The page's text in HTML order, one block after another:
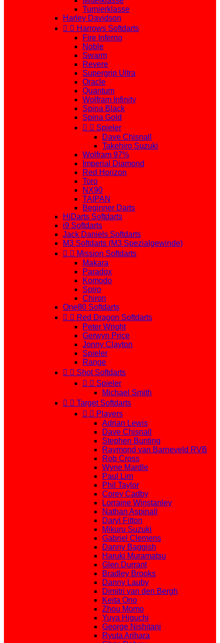
Turnierklasse
Harley Davidson
  Harrows Softdarts
Fire Inferno
Noble
Swarm
Revere
Supergrip Ultra
Oracle
Quantum
Wolfram Infinity
Spina Black
Spina Gold
  Spieler
Dave Chisnall
Takehiro Suzuki
Wolfram 97%
Imperial Diamond
Red Horizon
Toro
NX90
TAIPAN
Beginner Darts
HiDarts Softdarts
i9 Softdarts
Jack Daniels Softdarts
M3 Softdarts (M3 Spezialgewinde)
  Mission Softdarts
Makara
Paradox
Komodo
Spiro
Chiron
One80 Softdarts
  Red Dragon Softdarts
Peter Wright
Gerwyn Price
Jonny Clayton
Spieler
Range
  Shot Softdarts
  Spieler
Michael Smith
  Target Softdarts
  Players
Adrian Lewis
Dave Chisnall
Stephen Bunting
Raymond van Barneveld RVB
Rob Cross
Wyne Mardle
Paul Lim
Phil Taylor
Corey Cadby
Lorraine Winstanley
Nathan Aspinall
Daryl Fitton
Mikuru Suzuki
Gabriel Clemens
Danny Baggish
Haruki Muramatsu
Glen Durrant
Bradley Brooks
Danny Lauby
Dimitri van den Bergh
Keita Ono
Zhou Momo
Yuya Higuchi
George Nishitani
Ryuta Arihara